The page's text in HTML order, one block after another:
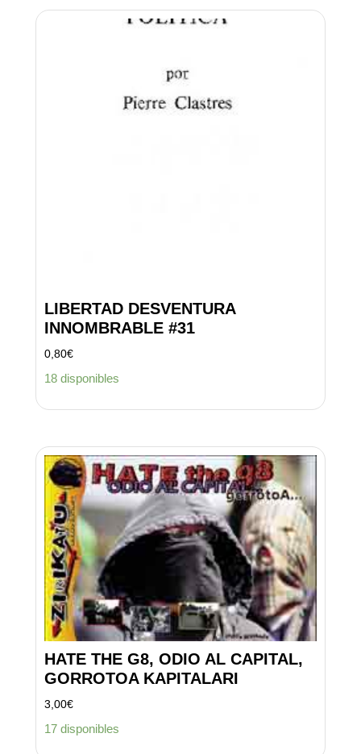
LIBERTAD DESVENTURA
INNOMBRABLE #31
0,80€
18 disponibles
HATE THE G8, ODIO AL CAPITAL,
GORROTOA KAPITALARI
3,00€
17 disponibles